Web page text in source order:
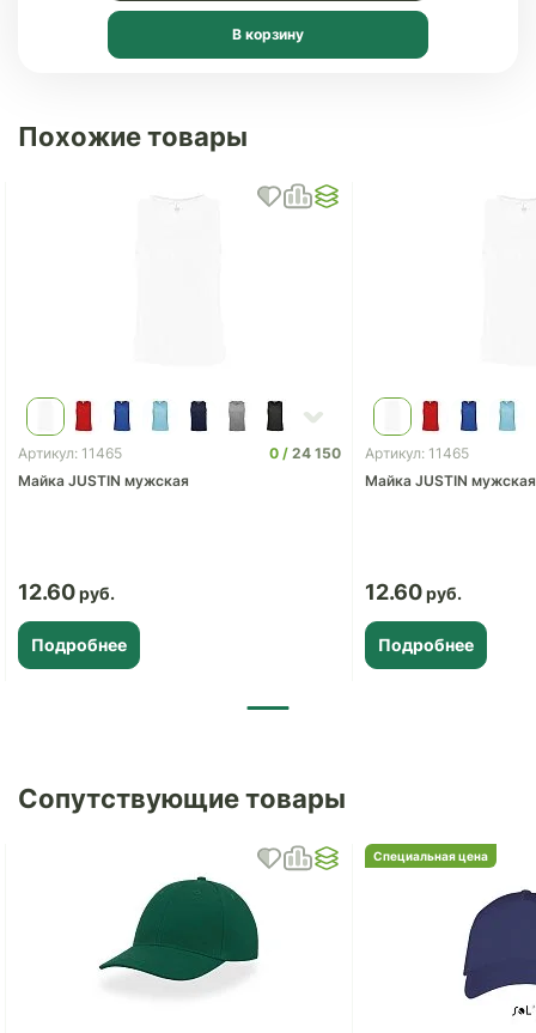
В корзину
Похожие товары
Артикул: 11465 0
24 150
Майка JUSTIN мужская
12.60
Подробнее
Артикул: 11465
Майка JUSTIN мужская
12.60
Подробнее
Сопутствующие товары
Специальная цена